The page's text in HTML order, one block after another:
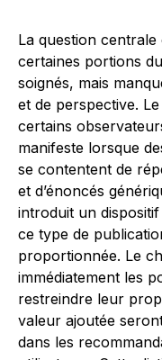
La question centrale
certaines portions
soignés, mais
et de perspective.
certains
manifeste lorsque
se contentent de
et d’énoncés
introduit un
ce type de
proportionnée. Le
immédiatement les
restreindre leur
valeur ajoutée
dans les